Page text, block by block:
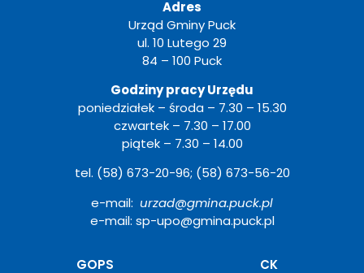
Adres
Urząd Gminy Puck
ul. 10 Lutego 29
84 – 100 Puck
Godziny pracy Urzędu
poniedziałek – środa – 7.30 – 15.30
czwartek – 7.30 – 17.00
piątek – 7.30 – 14.00
tel. (58) 673-20-96; (58) 673-56-20
e-mail: urzad@gmina.puck.pl
e-mail: sp-upo@gmina.puck.pl
GOPS CK